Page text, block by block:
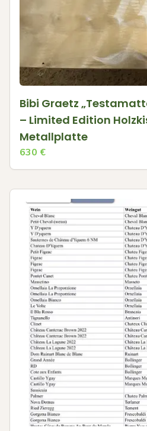
Bibi Graetz
– Limited Edition
Metallplatte
630 €